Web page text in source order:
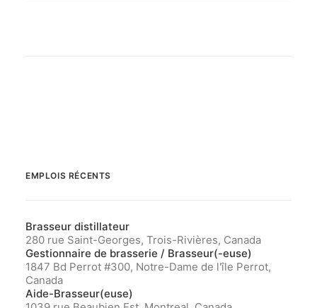
EMPLOIS RÉCENTS
Brasseur distillateur
280 rue Saint-Georges, Trois-Rivières, Canada
Gestionnaire de brasserie / Brasseur(-euse)
1847 Bd Perrot #300, Notre-Dame de l'île Perrot,
Canada
Aide-Brasseur(euse)